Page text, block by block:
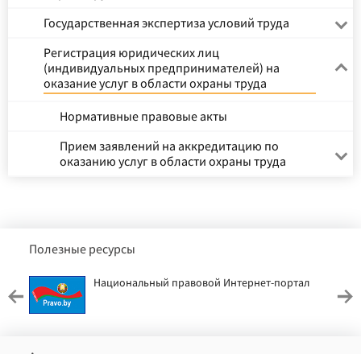
Государственная экспертиза условий труда
Регистрация юридических лиц
(индивидуальных предпринимателей) на
оказание услуг в области охраны труда
Нормативные правовые акты
Прием заявлений на аккредитацию по
оказанию услуг в области охраны труда
Полезные ресурсы
Национальный правовой Интернет-портал